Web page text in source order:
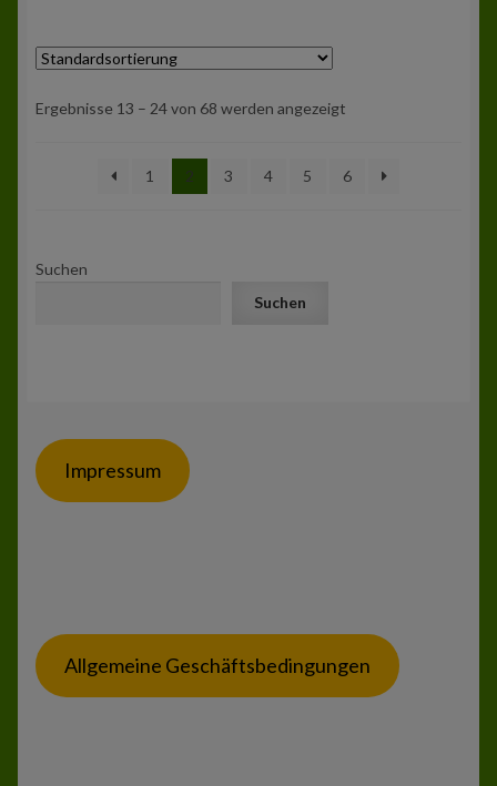
Ergebnisse 13 – 24 von 68 werden angezeigt
1 2 3 4 5 6
Suchen
Suchen
Impressum
Allgemeine Geschäftsbedingungen